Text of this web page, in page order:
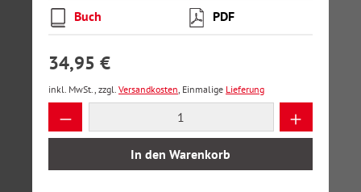
Buch PDF
34,95 €
inkl. MwSt., zzgl. Versandkosten, Einmalige Lieferung
Produkt Anzahl: Gib den gewünschten
In den Warenkorb